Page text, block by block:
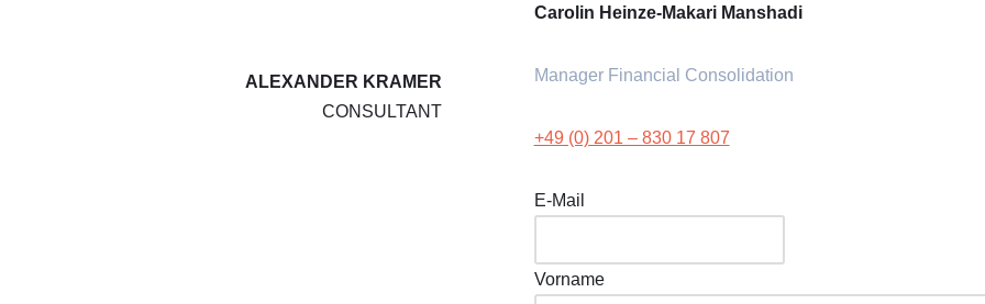
ALEXANDER KRAMER
CONSULTANT
Carolin Heinze-Makari Manshadi
Manager Financial Consolidation
+49 (0) 201 – 830 17 807
E-Mail
Vorname